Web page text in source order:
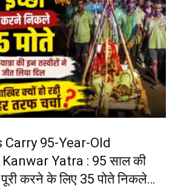
95-Year-Old
Yatra : 95 साल की
पूरी करने के लिए 35 पोते निकले…